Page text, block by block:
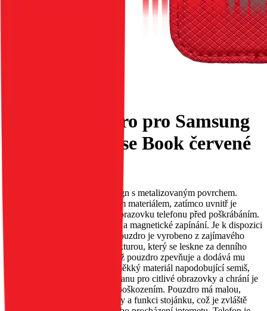
Flipové pouzdro pro Samsung
A26 Smart Case Book červené
Toto pouzdro má původní design s metalizovaným povrchem.
Vnější strana je obšita třpytivým materiálem, zatímco uvnitř je
měkký materiál, který chrání obrazovku telefonu před poškrábáním.
Obsahuje kapsu na dokumenty a magnetické zapínání. Je k dispozici
v několika různých barvách. Pouzdro je vyrobeno z zajímavého
materiálu s metalizovanou strukturou, který se leskne za denního
světla. Okraje jsou zesíleny, což pouzdro zpevňuje a dodává mu
originalitu. Uvnitř je umístěn měkký materiál napodobující semiš,
který poskytuje vynikající ochranu pro citlivé obrazovky a chrání je
před poškrábáním a drobným poškozením. Pouzdro má malou,
praktickou kapsu na dokumenty a funkci stojánku, což je zvláště